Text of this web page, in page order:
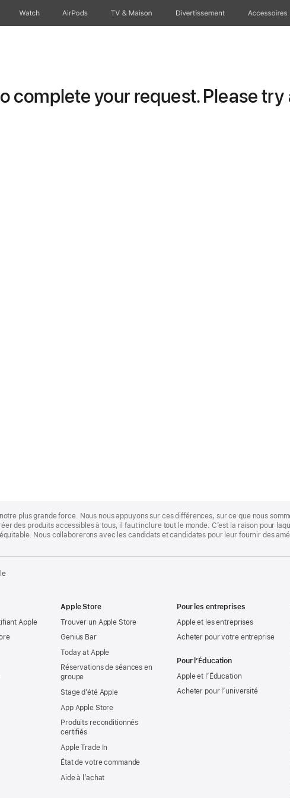
Watch AirPods TV & Maison Divertissements Accessoires
complete your request. Please try
plus grande force. Nous nous appuyons sur ces différences, sur ce que nous
des produits accessibles à tous, il faut inclure tout le monde. C’est la raison pour
Nous collaborerons avec les candidats et candidates pour leur fournir des
Apple
Apple Store
Trouver un Apple Store
Genius Bar
Today at Apple
Réservations de séances en
groupe
Stage d’été Apple
App Apple Store
Produits reconditionnés
certifiés
Apple Trade In
État de votre commande
Aide à l’achat
Pour les entreprises
Apple et les entreprises
Acheter pour votre entreprise
Pour l’Éducation
Apple et l’Éducation
Acheter pour l’université